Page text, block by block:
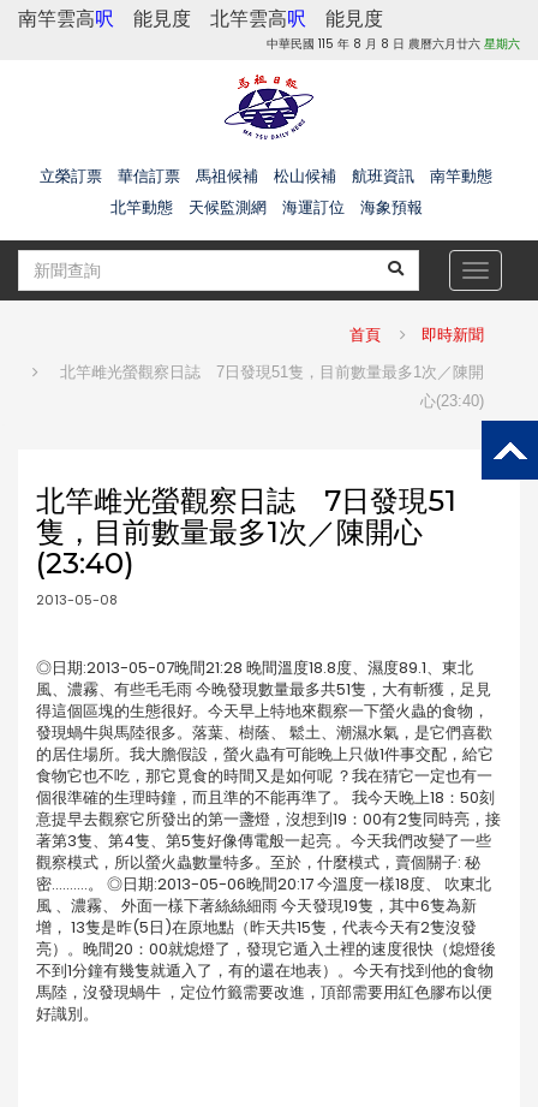
南竿雲高呎 能見度 北竿雲高呎 能見度
中華民國 115 年 8 月 8 日 農曆六月廿六 星期六
立榮訂票 華信訂票 馬祖候補 松山候補 航班資訊
南竿動態
北竿動態
天候監測網 海運訂位 海象預報
Toggle
首頁 即時新聞
北竿雌光螢觀察日誌 7日發現51隻，目前數量最多1次／陳開
心(23:40)
北竿雌光螢觀察日誌 7日發現51
隻，目前數量最多1次／陳開心
(23:40)
2013-05-08
◎日期:2013-05-07晚間21:28 晚間溫度18.8度、濕度89.1、東北
風、濃霧、有些毛毛雨 今晚發現數量最多共51隻，大有斬獲，足見
得這個區塊的生態很好。今天早上特地來觀察一下螢火蟲的食物，
發現蝸牛與馬陸很多。落葉、樹蔭、 鬆土、潮濕水氣，是它們喜歡
的居住場所。我大膽假設，螢火蟲有可能晚上只做1件事交配，給它
食物它也不吃，那它覓食的時間又是如何呢 ？我在猜它一定也有一
個很準確的生理時鐘，而且準的不能再準了。 我今天晚上18：50刻
意提早去觀察它所發出的第一盞燈，沒想到19：00有2隻同時亮，接
著第3隻、第4隻、第5隻好像傳電般一起亮 。今天我們改變了一些
觀察模式，所以螢火蟲數量特多。至於，什麼模式，賣個關子: 秘
密..........。 ◎日期:2013-05-06晚間20:17 今溫度一樣18度、 吹東北
風 、濃霧、 外面一樣下著絲絲細雨 今天發現19隻，其中6隻為新
增， 13隻是昨(5日)在原地點（昨天共15隻，代表今天有2隻沒發
亮）。晚間20：00就熄燈了，發現它遁入土裡的速度很快（熄燈後
不到1分鐘有幾隻就遁入了，有的還在地表）。今天有找到他的食物
馬陸，沒發現蝸牛 ，定位竹籤需要改進，頂部需要用紅色膠布以便
好識別。